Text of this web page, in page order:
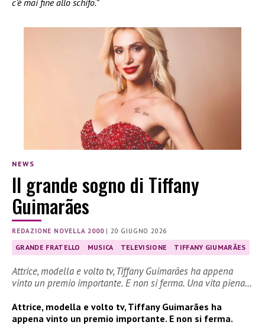
c’è mai fine allo schifo.”
NEWS
Il grande sogno di Tiffany
Guimarães
REDAZIONE NOVELLA 2000|20 GIUGNO 2026
GRANDE FRATELLO MUSICA TELEVISIONE TIFFANY GIUMARÃES
Attrice, modella e volto tv, Tiffany Guimarães ha appena
vinto un premio importante. E non si ferma. Una vita piena…
Attrice, modella e volto tv, Tiffany Guimarães ha
appena vinto un premio importante. E non si ferma.